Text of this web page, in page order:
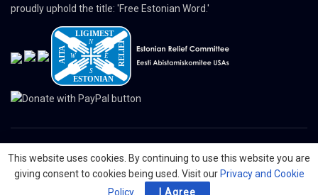
proudly uphold the title: 'Free Estonian Word.'
© 2024 The Nordic Press Estonian-American Publishers, Inc. All Rights
Reserved.
This website uses cookies. By continuing to use this website you are
giving consent to cookies being used. Visit our Privacy and Cookie
Policy. I Agree